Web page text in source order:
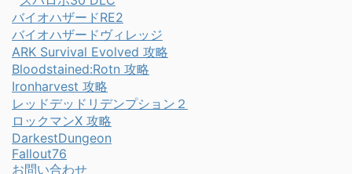
バイオハザードRE2
バイオハザードヴィレッジ
ARK Survival Evolved 攻略
Bloodstained:Rotn 攻略
Ironharvest 攻略
レッドデッドリデンプション２
ロックマンX 攻略
DarkestDungeon
Fallout76
お問い合わせ